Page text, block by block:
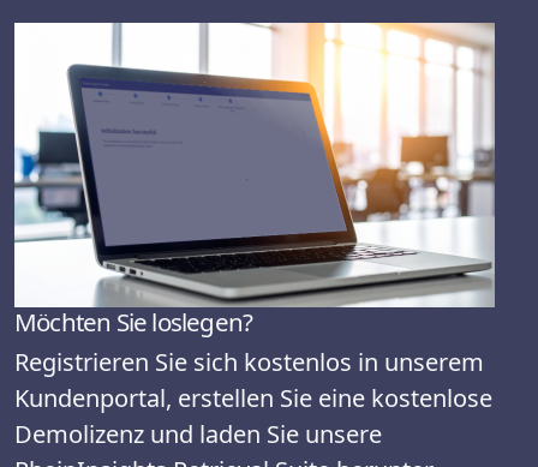
Möchten Sie loslegen?
Registrieren Sie sich kostenlos in unserem
Kundenportal, erstellen Sie eine kostenlose
Demolizenz und laden Sie unsere